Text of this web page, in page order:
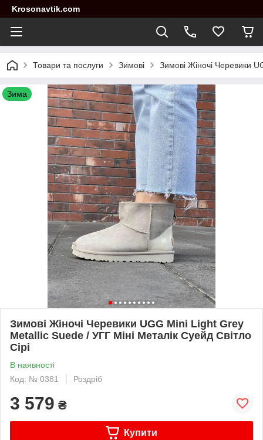
Krosonavtik.com
Товари та послуги Зимові Зимові Жіночі Черевики
Зима
Зимові Жіночі Черевики UGG Mini Light Grey
Metallic Suede / УГГ Міні Металік Суейд Світло
Сірі
В наявності
Код: № 0381
Роздріб
3 579 ₴
Купити